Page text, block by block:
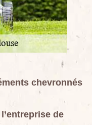
chevronnés
de